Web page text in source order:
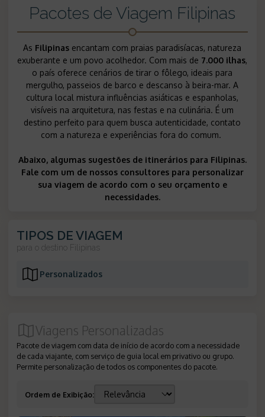
Pacotes de Viagem Filipinas
As Filipinas encantam com praias paradisíacas, natureza
exuberante e um povo acolhedor. Com mais de 7.000 ilhas,
o país oferece cenários de tirar o fôlego, ideais para
mergulho, passeios de barco e descanso à beira-mar. A
cultura local mistura influências asiáticas e espanholas,
visíveis na arquitetura, nas festas e na culinária. É um
destino perfeito para quem busca autenticidade, contato
com a natureza e experiências fora do comum.
Abaixo, algumas sugestões de itinerários para Filipinas.
Fale com um de nossos consultores para personalizar
sua viagem de acordo com o seu orçamento e
necessidades.
TIPOS DE VIAGEM
para o destino Filipinas
Personalizados
Viagens Personalizadas
Pacote de viagem com data de início de acordo com a necessidade
de cada viajante, com serviço de guia local em privativo ou grupo.
Permite personalização de todos os componentes do pacote.
Ordem de Exibição: